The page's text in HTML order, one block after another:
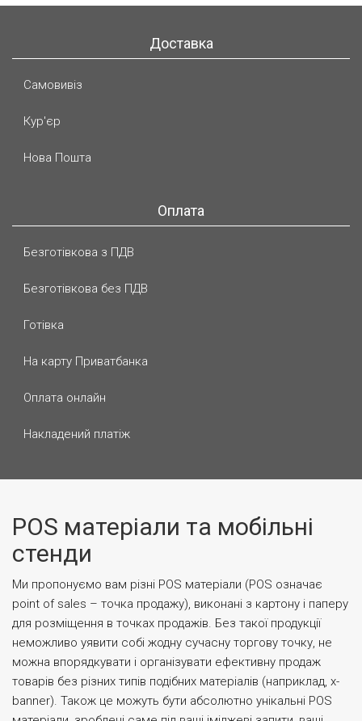
Доставка
Самовивіз
Кур'єр
Нова Пошта
Оплата
Безготівкова з ПДВ
Безготівкова без ПДВ
Готівка
На карту Приватбанка
Оплата онлайн
Накладений платіж
POS матеріали та мобільні
стенди
Ми пропонуємо вам різні POS матеріали (POS означає
point of sales – точка продажу), виконані з картону і паперу
для розміщення в точках продажів. Без такої продукції
неможливо уявити собі жодну сучасну торгову точку, не
можна впорядкувати і організувати ефективну продаж
товарів без різних типів подібних матеріалів (наприклад, x-
banner). Також це можуть бути абсолютно унікальні POS